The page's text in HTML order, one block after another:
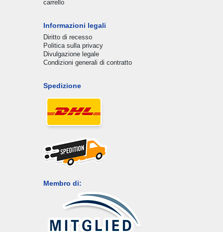
carrello
Informazioni legali
Diritto di recesso
Politica sulla privacy
Divulgazione legale
Condizioni generali di contratto
Spedizione
Membro di: